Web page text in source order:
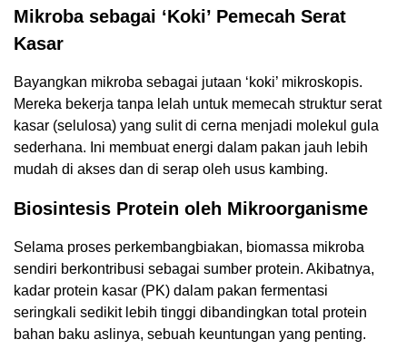
Mikroba sebagai ‘Koki’ Pemecah Serat
Kasar
Bayangkan mikroba sebagai jutaan ‘koki’ mikroskopis.
Mereka bekerja tanpa lelah untuk memecah struktur serat
kasar (selulosa) yang sulit di cerna menjadi molekul gula
sederhana. Ini membuat energi dalam pakan jauh lebih
mudah di akses dan di serap oleh usus kambing.
Biosintesis Protein oleh Mikroorganisme
Selama proses perkembangbiakan, biomassa mikroba
sendiri berkontribusi sebagai sumber protein. Akibatnya,
kadar protein kasar (PK) dalam pakan fermentasi
seringkali sedikit lebih tinggi dibandingkan total protein
bahan baku aslinya, sebuah keuntungan yang penting.